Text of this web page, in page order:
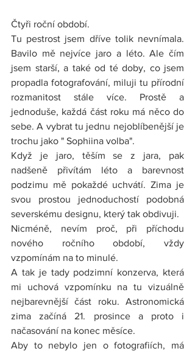
Čtyři roční období.
Tu pestrost jsem dříve tolik nevnímala.
Bavilo mě nejvíce jaro a léto. Ale čím
jsem starší, a také od té doby, co jsem
propadla fotografování, miluji tu přírodní
rozmanitost stále více. Prostě a
jednoduše, každá část roku má něco do
sebe. A vybrat tu jednu nejoblíbenější je
trochu jako " Sophiina volba".
Když je jaro, těším se z jara, pak
nadšeně přivítám léto a barevnost
podzimu mě pokaždé uchvátí. Zima je
svou prostou jednoduchostí podobná
severskému designu, který tak obdivuji.
Nicméně, nevím proč, při příchodu
nového ročního období, vždy
vzpomínám na to minulé.
A tak je tady podzimní konzerva, která
mi uchová vzpomínku na tu vizuálně
nejbarevnější část roku. Astronomická
zima začíná 21. prosince a proto i
načasování na konec měsíce.
Aby to nebylo jen o fotografiích, má